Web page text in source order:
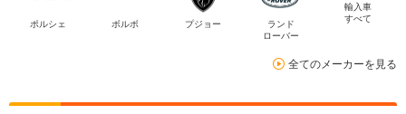
ポルシェ ボルボ プジョー
ランド
ローバー
輸入車
すべて
全てのメーカーを見る